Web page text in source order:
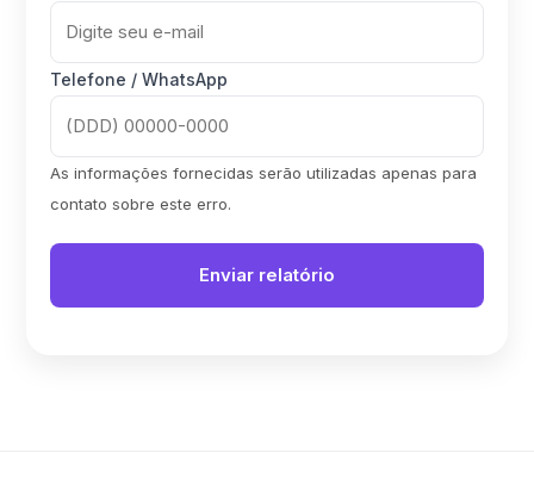
Telefone / WhatsApp
As informações fornecidas serão utilizadas apenas para
contato sobre este erro.
Enviar relatório